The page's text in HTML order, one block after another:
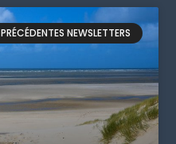
PRÉCÉDENTES NEWSLETTERS